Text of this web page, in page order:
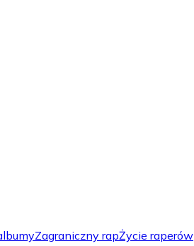
Zagraniczny rapŻycie raperów